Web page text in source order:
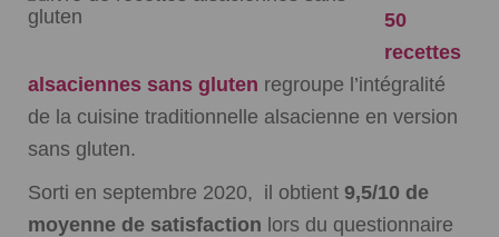
50
recettes
alsaciennes sans gluten regroupe l’intégralité
de la cuisine traditionnelle alsacienne en version
sans gluten.
Sorti en septembre 2020, il obtient 9,5/10 de
moyenne de satisfaction lors du questionnaire